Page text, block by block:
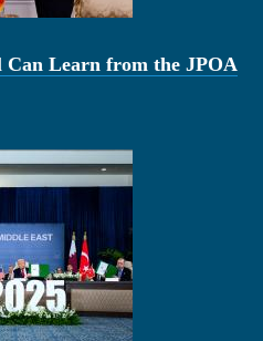
Learn from the JPOA